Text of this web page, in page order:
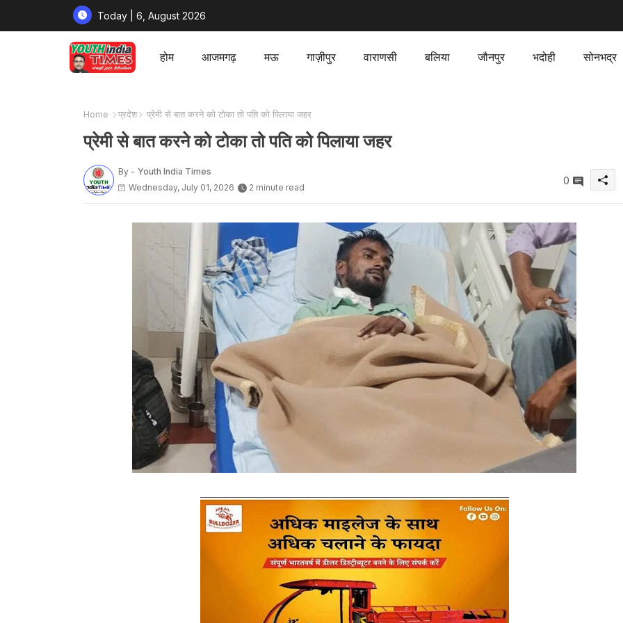
Today | 6, August 2026
होम आजमगढ़ मऊ गाज़ीपुर वाराणसी बलिया जौनपुर भदोही सोनभद्र
Home प्रदेश प्रेमी से बात करने को टोका तो पति को पिलाया जहर
प्रेमी से बात करने को टोका तो पति को पिलाया जहर
By - Youth India Times
Wednesday, July 01, 2026
2 minute read
0